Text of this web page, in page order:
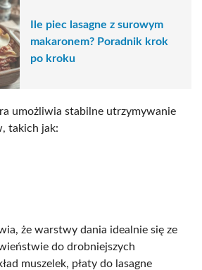
Ile piec lasagne z surowym
makaronem? Poradnik krok
po kroku
umożliwia stabilne utrzymywanie
takich jak:
że warstwy dania idealnie się ze
do drobniejszych
muszelek, płaty do lasagne